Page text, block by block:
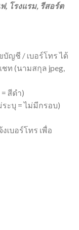
, โรงแรม, รีสอร์ต
บัญชี / เบอร์โทร ได้
ท (นามสกุล jpeg,
สีดำ)
ะบุ = ไม่มีกรอบ)
เบอร์โทร เพื่อ